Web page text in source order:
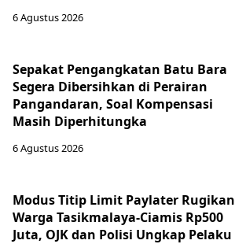
6 Agustus 2026
Sepakat Pengangkatan Batu Bara
Segera Dibersihkan di Perairan
Pangandaran, Soal Kompensasi
Masih Diperhitungka
6 Agustus 2026
Modus Titip Limit Paylater Rugikan
Warga Tasikmalaya-Ciamis Rp500
Juta, OJK dan Polisi Ungkap Pelaku